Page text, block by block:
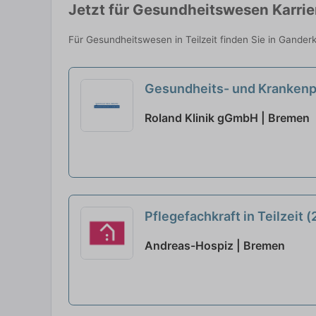
Jetzt für Gesundheitswesen
Für Gesundheitswesen in Teilzeit finden Sie in
Gesundheits- und
Roland Klinik gGmbH | Bremen
Pflegefachkraft in Teilzeit
Andreas-Hospiz | Bremen